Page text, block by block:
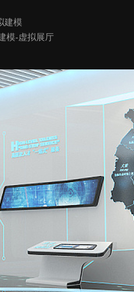
建模
模-虚拟展厅